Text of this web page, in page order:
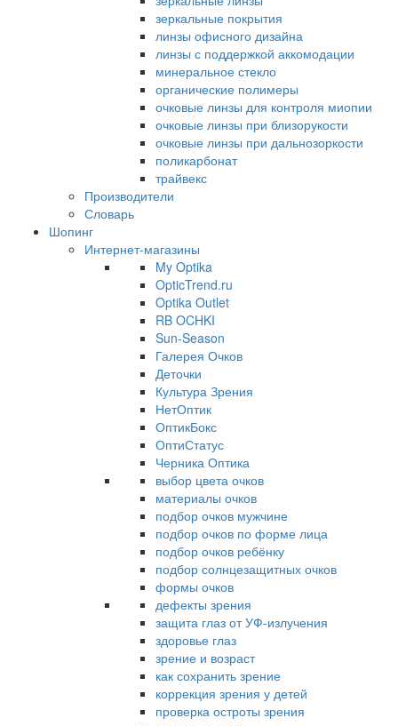
зеркальные покрытия
линзы офисного дизайна
линзы с поддержкой аккомодации
минеральное стекло
органические полимеры
очковые линзы для контроля миопии
очковые линзы при близорукости
очковые линзы при дальнозоркости
поликарбонат
трайвекс
Производители
Словарь
Шопинг
Интернет-магазины
My Optika
OpticTrend.ru
Optika Outlet
RB OCHKI
Sun-Season
Галерея Очков
Деточки
Культура Зрения
НетОптик
ОптикБокс
ОптиСтатус
Черника Оптика
выбор цвета очков
материалы очков
подбор очков мужчине
подбор очков по форме лица
подбор очков ребёнку
подбор солнцезащитных очков
формы очков
дефекты зрения
защита глаз от УФ-излучения
здоровье глаз
зрение и возраст
как сохранить зрение
коррекция зрения у детей
проверка остроты зрения